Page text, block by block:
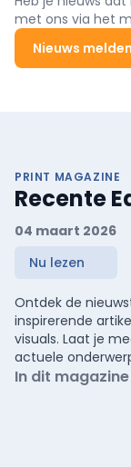
met ons via het
Nieuws melden
PRINT MAGAZINE
Recente
04 maart 2026
Nu lezen
Ontdek de
inspirerende
visuals. Laat je
actuele
In dit magazine